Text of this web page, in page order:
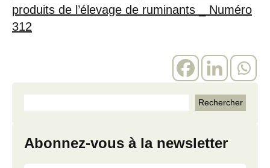
produits de l’élevage de ruminants _ Numéro
312
Abonnez-vous à la newsletter